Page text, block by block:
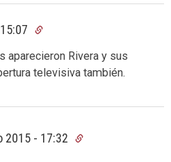
aparecieron Rivera y sus
televisiva también.
2015 - 17:32